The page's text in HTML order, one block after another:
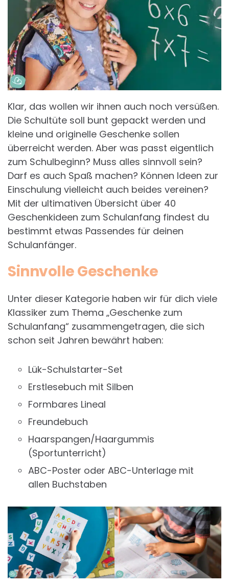
Klar, das wollen wir ihnen auch noch versüßen.
Die Schultüte soll bunt gepackt werden und
kleine und originelle Geschenke sollen
überreicht werden. Aber was passt eigentlich
zum Schulbeginn? Muss alles sinnvoll sein?
Darf es auch Spaß machen? Können Ideen zur
Einschulung vielleicht auch beides vereinen?
Mit der ultimativen Übersicht über 40
Geschenkideen zum Schulanfang findest du
bestimmt etwas Passendes für deinen
Schulanfänger.
Sinnvolle Geschenke
Unter dieser Kategorie haben wir für dich viele
Klassiker zum Thema „Geschenke zum
Schulanfang“ zusammengetragen, die sich
schon seit Jahren bewährt haben:
Lük-Schulstarter-Set
Erstlesebuch mit Silben
Formbares Lineal
Freundebuch
Haarspangen/Haargummis
(Sportunterricht)
ABC-Poster oder ABC-Unterlage mit
allen Buchstaben